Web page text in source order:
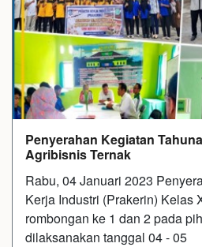
Penyerahan Kegiatan
Agribisnis Ternak
Rabu, 04 Januari 2023
Kerja Industri (Prakerin) Kelas
rombongan ke 1 dan 2 pada
dilaksanakan tanggal 04 - 05